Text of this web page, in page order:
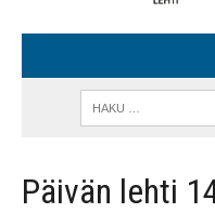
Päivän lehti